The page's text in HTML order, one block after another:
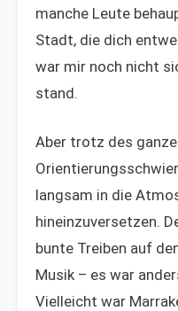
manche Leute
Stadt, die dich
war mir noch nicht
stand.
Aber trotz des
langsam in die
hineinzuversetzen.
bunte Treiben auf
Musik – es war
Vielleicht war